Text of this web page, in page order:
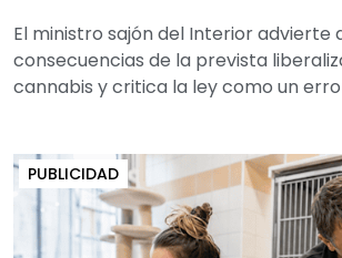
El ministro sajón del Interior advierte
consecuencias de la prevista
cannabis y critica la ley como un
PUBLICIDAD